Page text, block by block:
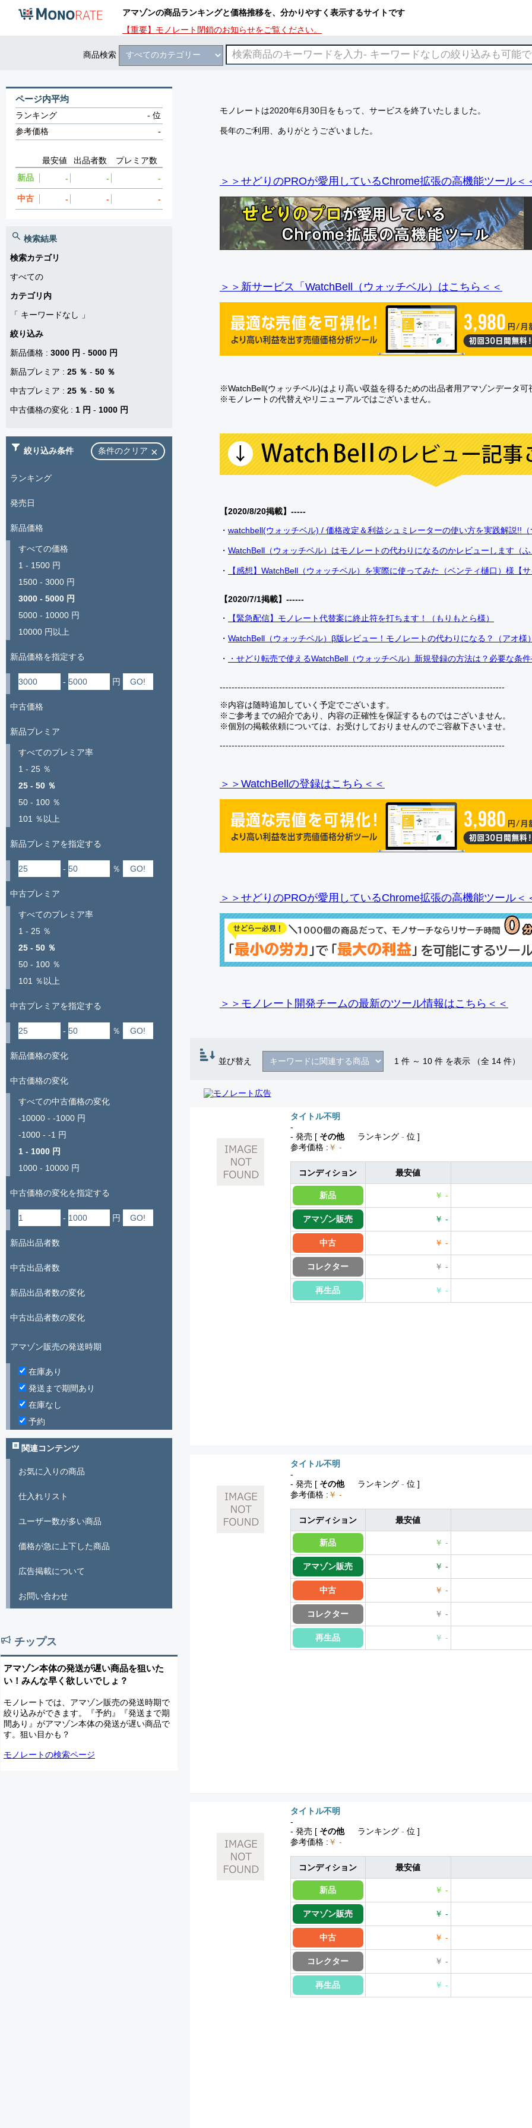
アマゾンの商品ランキングと価格推移を、分かりやすく表示するサイトです
【重要】モノレート閉鎖のお知らせをご覧ください。
商品検索
モノレートは2020年6月30日をもって、サービスを終了いたしました。
長年のご利用、ありがとうございました。
＞＞せどりのPROが愛用しているChrome拡張の高機能ツール＜
＞＞新サービス「WatchBell（ウォッチベル）はこちら＜＜
※WatchBell(ウォッチベル)はより高い収益を得るための出品者用アマゾンデータ可
※モノレートの代替えやリニューアルではございません。
【2020/8/20掲載】-----
・ watchbell(ウォッチベル) / 価格改定＆利益シュミレーターの使い方を実践解説!!
・ WatchBell（ウォッチベル）はモノレートの代わりになるのかレビューします（
・ 【感想】WatchBell（ウォッチベル）を実際に使ってみた（ベンティ樋口）様【
【2020/7/1掲載】------
・
【緊急配信】モノレート代替案に終止符を打ちます！（もりもとら様）
・ WatchBell（ウォッチベル）β版レビュー！モノレートの代わりになる？（アオ様
・ ・せどり転売で使えるWatchBell（ウォッチベル）新規登録の方法は？必要な条
------------------------------------------------------------------------------------------------
※内容は随時追加していく予定でございます。
※ご参考までの紹介であり、内容の正確性を保証するものではございません。
※個別の掲載依頼については、お受けしておりませんのでご容赦下さいませ。
------------------------------------------------------------------------------------------------
＞＞WatchBellの登録はこちら＜＜
＞＞せどりのPROが愛用しているChrome拡張の高機能ツール＜
＞＞モノレート開発チームの最新のツール情報はこちら＜＜
並び替え 1 件 ～ 10 件 を表示 （全 14 件）
タイトル不明
-
- 発売 [ その他 ランキング - 位 ]
参考価格 : ￥ -
コンディション 最安値
新品 ￥ -
アマゾン販売 ￥ -
中古 ￥ -
コレクター ￥ -
再生品 ￥ -
タイトル不明
-
- 発売 [ その他 ランキング - 位 ]
参考価格 : ￥ -
コンディション 最安値
新品 ￥ -
アマゾン販売 ￥ -
中古 ￥ -
コレクター ￥ -
再生品 ￥ -
タイトル不明
-
- 発売 [ その他 ランキング - 位 ]
参考価格 : ￥ -
コンディション 最安値
新品 ￥ -
アマゾン販売 ￥ -
中古 ￥ -
コレクター ￥ -
再生品 ￥ -
ページ内平均
ランキング -位
参考価格
-
最安値 出品者数
プレミア数
新品
- - -
中古 - - -
検索結果
検索カテゴリ
すべての
カテゴリ内
「 キーワードなし
」
絞り込み
新品価格 : 3000 円 - 5000 円
新品プレミア : 25 ％ - 50 ％
中古プレミア : 25 ％ - 50 ％
中古価格の変化 : 1 円 - 1000 円
絞り込み条件 条件のクリア
ランキング
発売日
新品価格
すべての価格
1 - 1500 円
1500 - 3000 円
3000 - 5000 円
5000 - 10000 円
10000 円以上
新品価格を指定する
- 円
中古価格
新品プレミア
すべてのプレミア率
1 - 25 ％
25 - 50 ％
50 - 100 ％
101 ％以上
新品プレミアを指定する
- ％
中古プレミア
すべてのプレミア率
1 - 25 ％
25 - 50 ％
50 - 100 ％
101 ％以上
中古プレミアを指定する
- ％
新品価格の変化
中古価格の変化
すべての中古価格の変化
-10000 - -1000 円
-1000 - -1 円
1 - 1000 円
1000 - 10000 円
中古価格の変化を指定する
- 円
新品出品者数
中古出品者数
新品出品者数の変化
中古出品者数の変化
アマゾン販売の発送時期
在庫あり
発送まで期間あり
在庫なし
予約
関連コンテンツ
お気に入りの商品
仕入れリスト
ユーザー数が多い商品
価格が急に上下した商品
広告掲載について
お問い合わせ
チップス
アマゾン本体の発送が遅い商品を狙いた
い！みんな早く欲しいでしょ？
モノレートでは、アマゾン販売の発送時期で
絞り込みができます。『予約』『発送まで期
間あり』がアマゾン本体の発送が遅い商品で
す。狙い目かも？
モノレートの検索ページ